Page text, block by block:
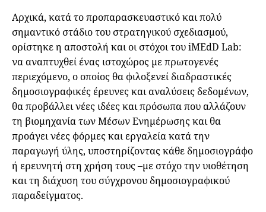
Αρχικά, κατά το προπαρασκευαστικό και πολύ
σημαντικό στάδιο του στρατηγικού σχεδιασμού,
ορίστηκε η αποστολή και οι στόχοι του iMEdD Lab:
να αναπτυχθεί ένας ιστοχώρος με πρωτογενές
περιεχόμενο, ο οποίος θα φιλοξενεί διαδραστικές
δημοσιογραφικές έρευνες και αναλύσεις δεδομένων,
θα προβάλλει νέες ιδέες και πρόσωπα που αλλάζουν
τη βιομηχανία των Μέσων Ενημέρωσης και θα
προάγει νέες φόρμες και εργαλεία κατά την
παραγωγή ύλης, υποστηρίζοντας κάθε δημοσιογράφο
ή ερευνητή στη χρήση τους –με στόχο την υιοθέτηση
και τη διάχυση του σύγχρονου δημοσιογραφικού
παραδείγματος.